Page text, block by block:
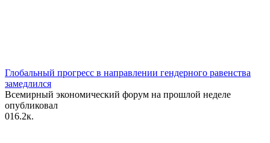
Глобальный прогресс в направлении гендерного равенства
замедлился
Всемирный экономический форум на прошлой неделе
опубликовал
016.2к.